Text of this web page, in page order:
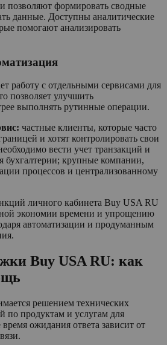
позволяют формировать сводные
данные. Доступны аналитические
помогают анализировать
работу с отдельными сервисами для
позволяет улучшить
выполнять рутинные операции.
частные клиенты, которые часто
и хотят контролировать свои
вести учет транзакций и
бухгалтерии; крупные компании,
процессов и централизованному
личного кабинета Buy USA RU
экономии времени и упрощению
автоматизации и продуманным
Buy USA RU: как
решением технических
по продуктам и услугам для
ожидания ответа зависит от